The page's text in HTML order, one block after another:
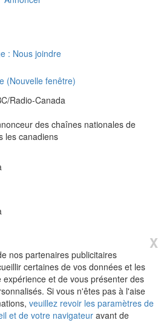
des chaînes nationales de
les canadiens
X
nos partenaires publicitaires
certaines de vos données et les
expérience et de vous présenter des
Si vous n'êtes pas à l'aise
veuillez revoir les paramètres de
et de votre navigateur avant de